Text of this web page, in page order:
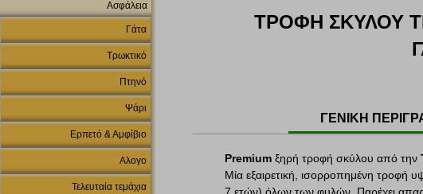
Ασφάλεια
Γάτα
Τρωκτικό
Πτηνό
Ψάρι
Ερπετό & Αμφίβιο
Αλογο
Τελευταία τεμάχια
ΤΡΟΦΗ ΣΚΥΛΟΥ
ΓΕΝΙΚΗ
Premium ξηρή τροφή σκύλου από την
Μία εξαιρετική, ισορροπημένη τροφή